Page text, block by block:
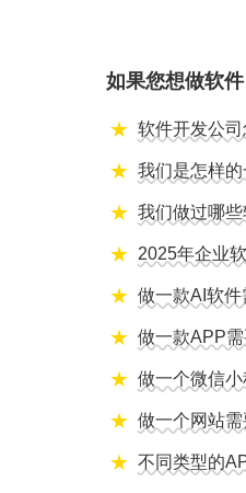
如果您想做软件
软件开发公司
我们是怎样的
我们做过哪些
2025年企业
做一款AI软件
做一款APP需
做一个微信小
做一个网站需
不同类型的